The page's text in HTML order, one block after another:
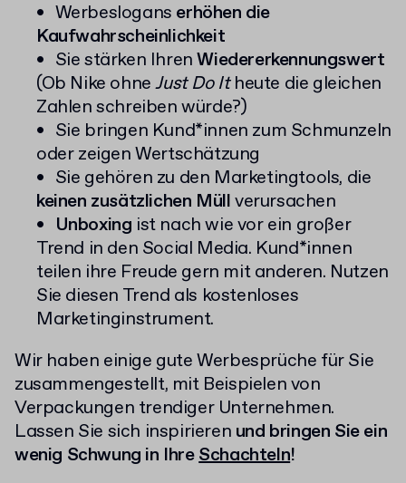
Werbeslogans erhöhen die
Kaufwahrscheinlichkeit
Sie stärken IhrenWiedererkennungswert
(Ob Nike ohneJust Do Itheute die gleichen
Zahlen schreiben würde?)
Sie bringen Kund*innen zum Schmunzeln
oder zeigen Wertschätzung
Sie gehören zu den Marketingtools, die
keinen zusätzlichen Müllverursachen
Unboxing ist nach wie vor ein großer
Trend in den Social Media. Kund*innen
teilen ihre Freude gern mit anderen. Nutzen
Sie diesen Trend als kostenloses
Marketinginstrument.
Wir haben einige gute Werbesprüche für Sie
zusammengestellt, mit Beispielen von
Verpackungen trendiger Unternehmen.
Lassen Sie sich inspirieren und bringen Sie ein
wenig Schwung in IhreSchachteln!